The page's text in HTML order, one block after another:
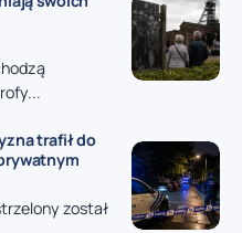
trafił do
został